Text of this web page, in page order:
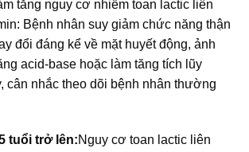
tăng nguy cơ nhiễm toan lactic liên
Bệnh nhân suy giảm chức năng thận
đổi đáng kể về mặt huyết động, ảnh
acid-base hoặc làm tăng tích lũy
cân nhắc theo dõi bệnh nhân thường
tuổi trở lên:Nguy cơ toan lactic liên